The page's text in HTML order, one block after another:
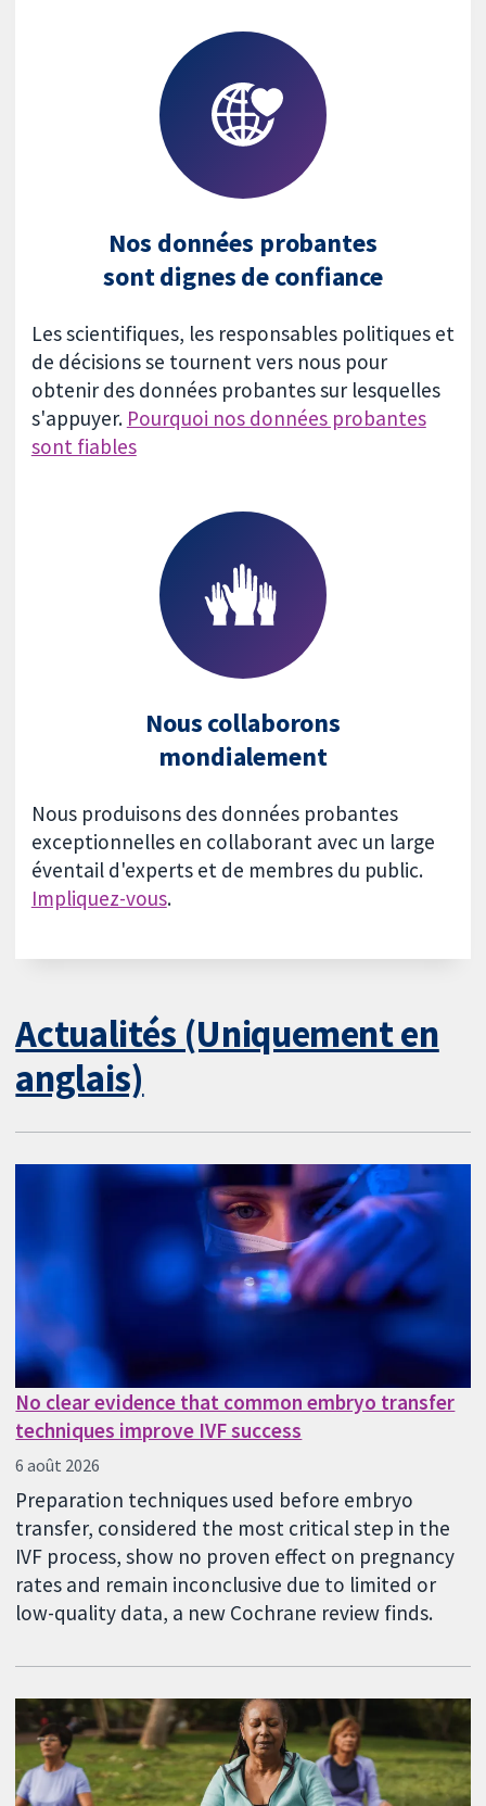
Nos données probantes
sont dignes de confiance
Les scientifiques, les responsables politiques et
de décisions se tournent vers nous pour
obtenir des données probantes sur lesquelles
s'appuyer. Pourquoi nos données probantes
sont fiables
Nous collaborons
mondialement
Nous produisons des données probantes
exceptionnelles en collaborant avec un large
éventail d'experts et de membres du public.
Impliquez-vous.
Actualités (Uniquement en
anglais)
No clear evidence that common embryo transfer
techniques improve IVF success
6 août 2026
Preparation techniques used before embryo
transfer, considered the most critical step in the
IVF process, show no proven effect on pregnancy
rates and remain inconclusive due to limited or
low-quality data, a new Cochrane review finds.